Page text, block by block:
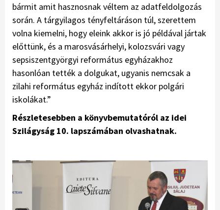
bármit amit hasznosnak véltem az adatfeldolgozás
során. A tárgyilagos tényfeltáráson túl, szerettem
volna kiemelni, hogy eleink akkor is jó példával jártak
előttünk, és a marosvásárhelyi, kolozsvári vagy
sepsiszentgyörgyi református egyházakhoz
hasonlóan tették a dolgukat, ugyanis nemcsak a
zilahi református egyház indított ekkor polgári
iskolákat.”
Részletesebben a könyvbemutatóról az idei
Szilágyság 10. lapszámában olvashatnak.